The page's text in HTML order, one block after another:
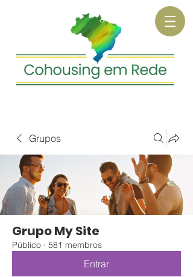
Grupos
Grupo My Site
Público · 581 membros
Entrar